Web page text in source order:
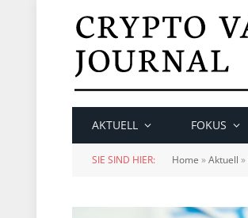
AKTUELL FOKUS
SIE SIND HIER: Home »Aktuell »